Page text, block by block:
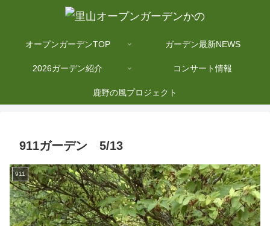
オープンガーデンTOP ガーデン最新NEWS
2026ガーデン紹介 コンサート情報
鹿野の風プロジェクト
911ガーデン 5/13
911